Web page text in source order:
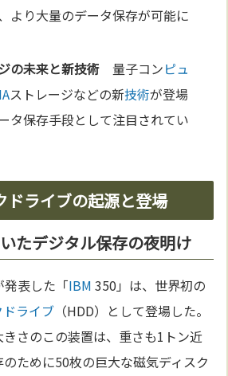
より大量のデータ保存が可能に
の未来と新技術 量子コンピュ
ストレージなどの新技術が登場
タ保存手段として注目されてい
ドライブの起源と登場
たデジタル保存の夜明け
発表した「IBM 350」は、世界初の
ライブ （HDD）として登場した。
さのこの装置は、重さも1トン近
ために50枚の巨大な磁気ディスク